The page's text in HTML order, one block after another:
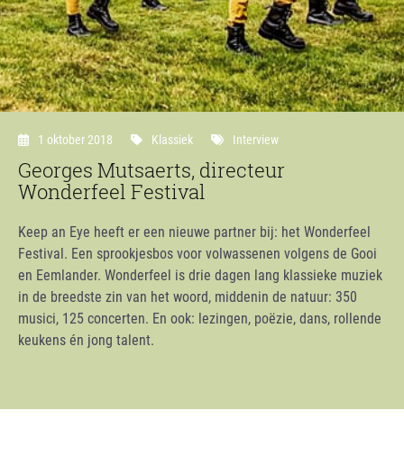
1 oktober 2018 Klassiek Interview
Georges Mutsaerts, directeur
Wonderfeel Festival
Keep an Eye heeft er een nieuwe partner bij: het Wonderfeel
Festival. Een sprookjesbos voor volwassenen volgens de Gooi
en Eemlander. Wonderfeel is drie dagen lang klassieke muziek
in de breedste zin van het woord, middenin de natuur: 350
musici, 125 concerten. En ook: lezingen, poëzie, dans, rollende
keukens én jong talent.